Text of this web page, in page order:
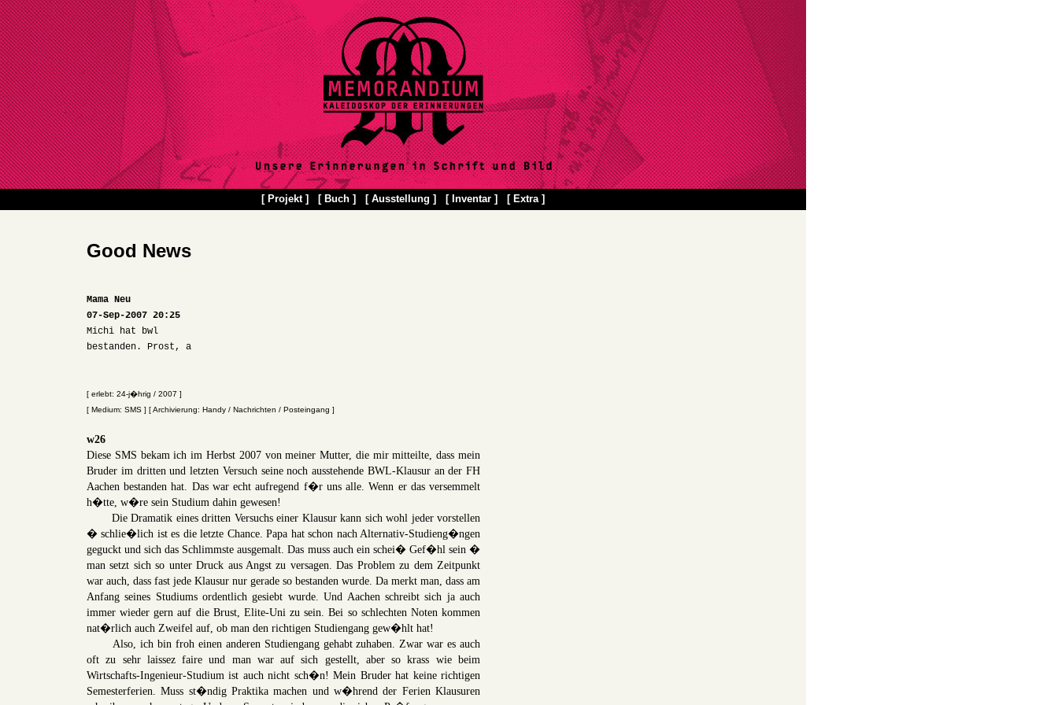
[ Projekt ] [ Buch ] [ Ausstellung ] [ Inventar ] [ Extra ]
Good News
Mama Neu
07-Sep-2007 20:25
Michi hat bwl
bestanden. Prost, a
[ erlebt: 24-j�hrig / 2007 ]
[ Medium: SMS ] [ Archivierung: Handy / Nachrichten / Posteingang ]
w26
Diese SMS bekam ich im Herbst 2007 von meiner Mutter, die mir mitteilte, dass mein
Bruder im dritten und letzten Versuch seine noch ausstehende BWL-Klausur an der FH
Aachen bestanden hat. Das war echt aufregend f�r uns alle. Wenn er das versemmelt
h�tte, w�re sein Studium dahin gewesen!
Die Dramatik eines dritten Versuchs einer Klausur kann sich wohl jeder vorstellen
� schlie�lich ist es die letzte Chance. Papa hat schon nach Alternativ-Studieng�ngen
geguckt und sich das Schlimmste ausgemalt. Das muss auch ein schei� Gef�hl sein �
man setzt sich so unter Druck aus Angst zu versagen. Das Problem zu dem Zeitpunkt
war auch, dass fast jede Klausur nur gerade so bestanden wurde. Da merkt man, dass am
Anfang seines Studiums ordentlich gesiebt wurde. Und Aachen schreibt sich ja auch
immer wieder gern auf die Brust, Elite-Uni zu sein. Bei so schlechten Noten kommen
nat�rlich auch Zweifel auf, ob man den richtigen Studiengang gew�hlt hat!
Also, ich bin froh einen anderen Studiengang gehabt zuhaben. Zwar war es auch
oft zu sehr laissez faire und man war auf sich gestellt, aber so krass wie beim
Wirtschafts-Ingenieur-Studium ist auch nicht sch�n! Mein Bruder hat keine richtigen
Semesterferien. Muss st�ndig Praktika machen und w�hrend der Ferien Klausuren